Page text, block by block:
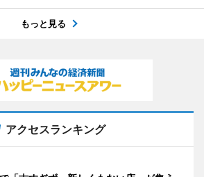
もっと見る
アクセスランキング